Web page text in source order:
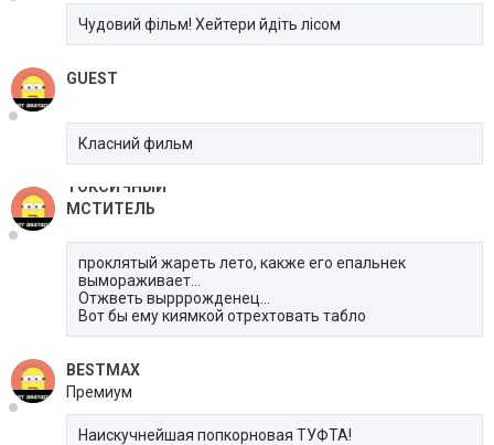
Чудовий фільм! Хейтери йдіть лісом
GUEST
Класний фильм
ТОКСИЧНЫЙ
МСТИТЕЛЬ
проклятый жареть лето, какже его епальнек
вымораживает...
Отжветь вырррожденец...
Вот бы ему киямкой отрехтовать табло
BESTMAX
Премиум
Наискучнейшая попкорновая ТУФТА!